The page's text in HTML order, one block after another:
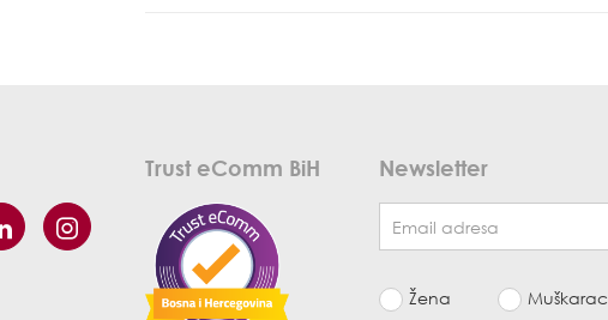
Trust eComm BiH Newsletter
Žena Muškarac